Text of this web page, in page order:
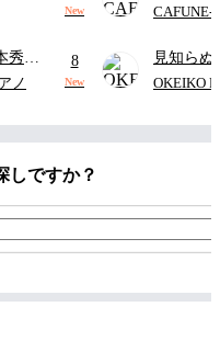
秀一
)
ノ
New
レー-
ード有)
CAFUNE-
8
New
見知ら
ャツが乾
OKEIKO
しですか？